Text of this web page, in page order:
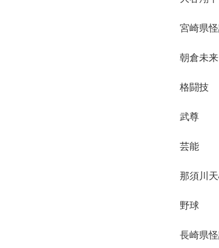
宮崎県
朝倉未来
格闘技
武尊
芸能
那須川
野球
長崎県